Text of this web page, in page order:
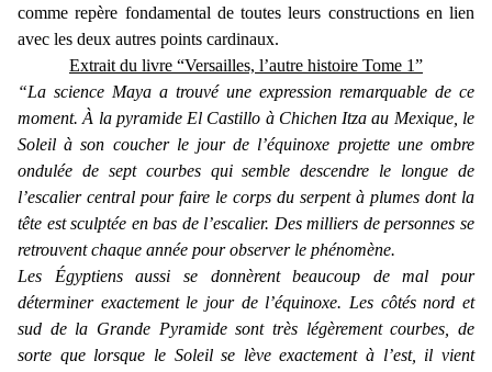
comme repère fondamental de toutes leurs constructions en lien
avec les deux autres points cardinaux.
Extrait du livre “Versailles, l’autre histoire Tome 1”
“La science Maya a trouvé une expression remarquable de ce
moment. À la pyramide El Castillo à Chichen Itza au Mexique, le
Soleil à son coucher le jour de l’équinoxe projette une ombre
ondulée de sept courbes qui semble descendre le longue de
l’escalier central pour faire le corps du serpent à plumes dont la
tête est sculptée en bas de l’escalier. Des milliers de personnes se
retrouvent chaque année pour observer le phénomène.
Les Égyptiens aussi se donnèrent beaucoup de mal pour
déterminer exactement le jour de l’équinoxe. Les côtés nord et
sud de la Grande Pyramide sont très légèrement courbes, de
sorte que lorsque le Soleil se lève exactement à l’est, il vient